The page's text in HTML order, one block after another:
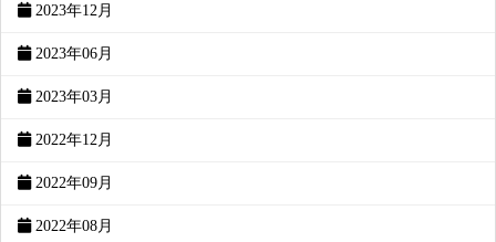
2023年12月
2023年06月
2023年03月
2022年12月
2022年09月
2022年08月